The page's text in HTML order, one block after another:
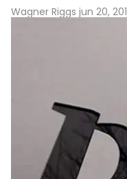
Wagner Riggs jun 20,